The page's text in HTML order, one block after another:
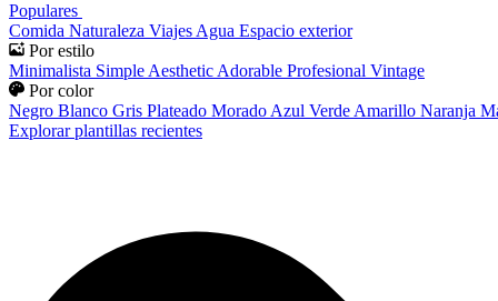
Populares
Comida Naturaleza Viajes Agua Espacio exterior
Por estilo
Minimalista Simple Aesthetic Adorable Profesional Vintage
Por color
Negro Blanco Gris Plateado Morado Azul Verde Amarillo Naranja
Explorar plantillas recientes